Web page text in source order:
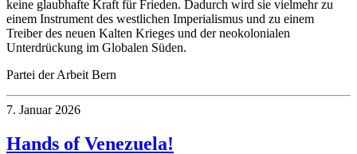
keine glaubhafte Kraft für Frieden. Dadurch wird sie vielmehr zu
einem Instrument des westlichen Imperialismus und zu einem
Treiber des neuen Kalten Krieges und der neokolonialen
Unterdrückung im Globalen Süden.
Partei der Arbeit Bern
7. Januar 2026
Hands of Venezuela!